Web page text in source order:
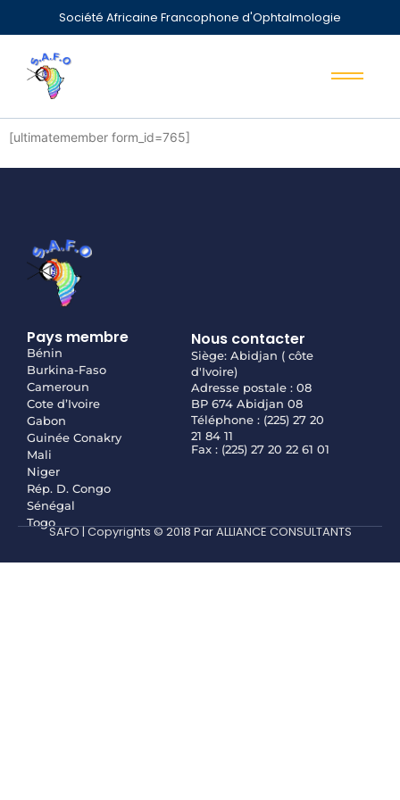
Société Africaine Francophone d'Ophtalmologie
[ultimatemember form_id=765]
Pays membre
Bénin
Burkina-Faso
Cameroun
Cote d’Ivoire
Gabon
Guinée Conakry
Mali
Niger
Rép. D. Congo
Sénégal
Togo
Nous contacter
Siège: Abidjan ( côte
d'Ivoire)
Adresse postale : 08
BP 674 Abidjan 08
Téléphone : (225) 27 20
21 84 11
Fax : (225) 27 20 22 61 01
SAFO | Copyrights © 2018 Par ALLIANCE CONSULTANTS